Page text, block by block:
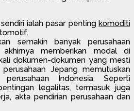
ialah pasar penting komoditi
semakin banyak perusahaan
memberikan modal di
dokumen-dokumen yang mesti
Jepang memutuskan
Indonesia. Seperti
legalitas, termasuk juga
akta pendirian perusahaan dan